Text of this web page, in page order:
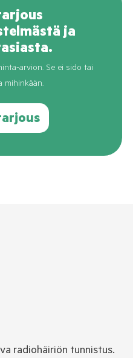
ja
arvion. Se ei sido tai
mihinkään.
radiohäiriön tunnistus.